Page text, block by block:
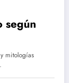
según
mitologías